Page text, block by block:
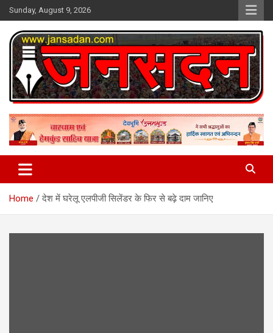
Skip
to
content
Sunday, August 9, 2026
Jan Sadan
Home देश में घरेलू एलपीजी सिलेंडर के फिर से बढ़े दाम जानिए